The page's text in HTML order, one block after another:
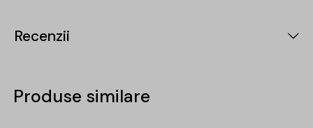
Recenzii
Produse similare